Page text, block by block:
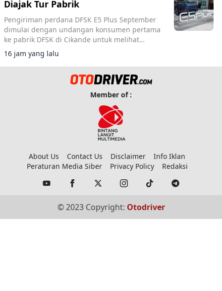
Diajak Tur Pabrik
Pengiriman perdana DFSK E5 Plus September
dimulai dengan undangan konsumen pertama
ke pabrik DFSK di Cikande untuk melihat
proses produksi PHEV.
16 jam yang lalu
Member of :
About Us Contact Us Disclaimer
Info Iklan
Peraturan Media Siber
Privacy Policy Redaksi
© 2023 Copyright: Otodriver